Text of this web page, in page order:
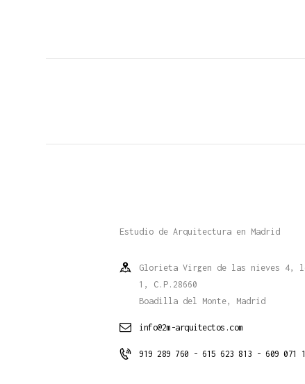
Estudio de Arquitectura en Madrid
Glorieta Virgen de las nieves 4,
1, C.P.28660
Boadilla del Monte, Madrid
info@2m-arquitectos.com
919 289 760 - 615 623 813 - 609 071